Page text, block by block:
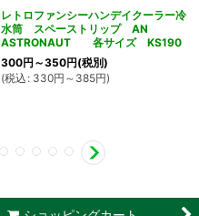
レトロファンシーハンデイクーラー冷
水筒 スペーストリップ AN
ASTRONAUT 各サイズ KS190
300円 ～350円(税別)
(税込 : 330円 ～385円)